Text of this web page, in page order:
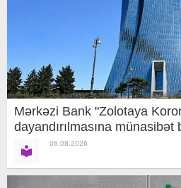
Mərkəzi Bank "Zolotaya
dayandırılmasına münasibət
06.08.2026